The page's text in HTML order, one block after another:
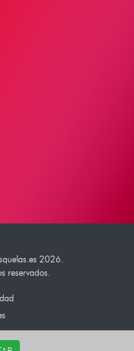
2026.
reservados.